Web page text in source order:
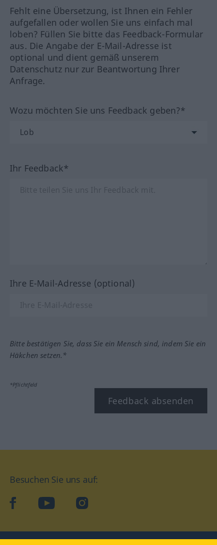
Fehlt eine Übersetzung, ist Ihnen ein Fehler
aufgefallen oder wollen Sie uns einfach mal
loben? Füllen Sie bitte das Feedback-Formular
aus. Die Angabe der E-Mail-Adresse ist
optional und dient gemäß unserem
Datenschutz nur zur Beantwortung Ihrer
Anfrage.
Wozu möchten Sie uns Feedback geben?*
Ihr Feedback*
Ihre E-Mail-Adresse (optional)
Bitte bestätigen Sie, dass Sie ein Mensch sind, indem Sie ein
Häkchen setzen.*
*Pflichtfeld
Feedback absenden
Besuchen Sie uns auf:
facebookYouTube Instagram